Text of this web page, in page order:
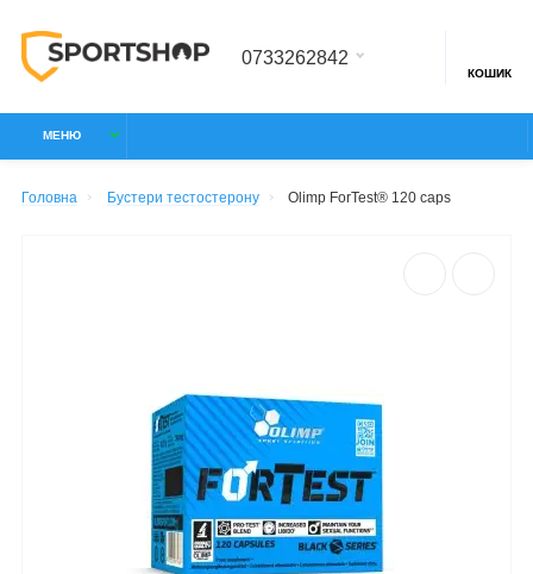
0733262842
КОШИК
МЕНЮ
Головна Бустери тестостерону Olimp ForTest® 120 caps